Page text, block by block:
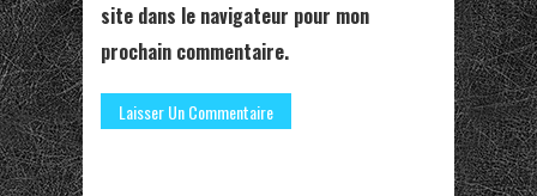
site dans le navigateur pour mon
prochain commentaire.